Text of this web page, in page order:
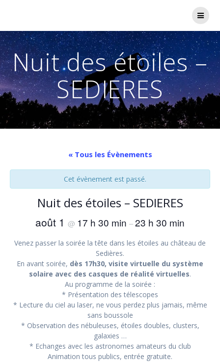
Nuit des étoiles –
SEDIERES
« Tous les Évènements
Cet évènement est passé.
Nuit des étoiles – SEDIERES
août 1 @ 17 h 30 min –23 h 30 min
Venez passer la soirée la tête dans les étoiles au château de
Sedières.
En avant soirée, dès 17h30, visite virtuelle du système
solaire avec des casques de réalité virtuelles.
Au programme de la soirée :
* Présentation des télescopes
* Lecture du ciel au laser, ne vous perdez plus jamais, même
sans boussole
* Observation des nébuleuses, étoiles doubles, clusters,
galaxies …
* Echanges avec les astronomes amateurs du club
Animation tous publics, entrée gratuite.